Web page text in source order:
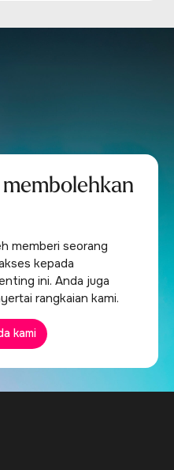
memberi seorang
kepada
ini. Anda juga
rangkaian kami.
kami